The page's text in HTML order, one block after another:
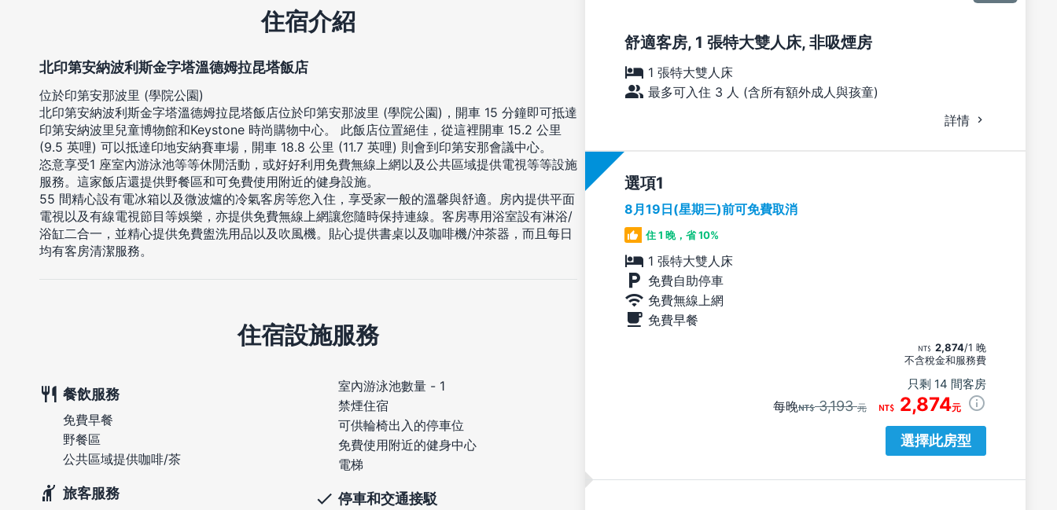
舒適客房, 1 張特大雙人床, 非吸煙房
1 張特大雙人床
最多可入住 3 人 (含所有額外成人與孩童)
詳情
選項
8月19日(星期三)前可免費取消
住 1 晚，省 10%
1 張特大雙人床
免費自助停車
免費無線上網
免費早餐
2,874/1 晚
不含稅金和服務費
只剩 14 間客房
每晚 3,193元 2,874元
選擇此房型
住宿介紹
北印第安納波利斯金字塔溫德姆拉昆塔飯店
位於印第安那波里 (學院公園)
北印第安納波利斯金字塔溫德姆拉昆塔飯店位於印第安那波里 (學院公園)，開車 15 分鐘即可抵達
印第安納波里兒童博物館和Keystone 時尚購物中心。 此飯店位置絕佳，從這裡開車 15.2 公里
(9.5 英哩) 可以抵達印地安納賽車場，開車 18.8 公里 (11.7 英哩) 則會到印第安那會議中心。
恣意享受1 座室內游泳池等等休閒活動，或好好利用免費無線上網以及公共區域提供電視等等設施
服務。這家飯店還提供野餐區和可免費使用附近的健身設施。
55 間精心設有電冰箱以及微波爐的冷氣客房等您入住，享受家一般的溫馨與舒適。房內提供平面
電視以及有線電視節目等娛樂，亦提供免費無線上網讓您隨時保持連線。客房專用浴室設有淋浴/
浴缸二合一，並精心提供免費盥洗用品以及吹風機。貼心提供書桌以及咖啡機/沖茶器，而且每日
均有客房清潔服務。
住宿設施服務
餐飲服務
免費早餐
野餐區
公共區域提供咖啡/茶
旅客服務
室內游泳池數量 - 1
禁煙住宿
可供輪椅出入的停車位
免費使用附近的健身中心
電梯
停車和交通接駁